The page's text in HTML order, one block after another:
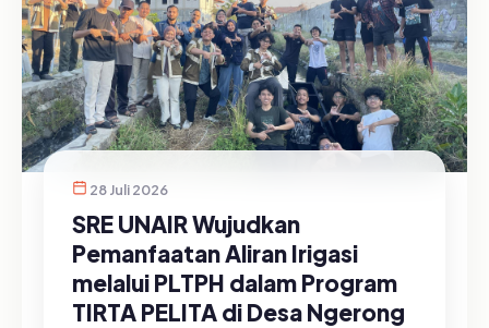
28 Juli 2026
SRE UNAIR Wujudkan
Pemanfaatan Aliran Irigasi
melalui PLTPH dalam Program
TIRTA PELITA di Desa Ngerong